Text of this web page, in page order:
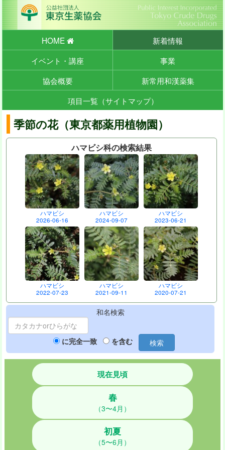
HOME
新着情報
イベント・講座
事業
協会概要
新常用和漢薬集
項目一覧（サイトマップ）
季節の花（東京都薬用植物園）
ハマビシ科の検索結果
ハマビシ
2026-06-16
ハマビシ
2024-09-07
ハマビシ
2023-06-21
ハマビシ
2022-07-23
ハマビシ
2021-09-11
ハマビシ
2020-07-21
和名検索
に完全一致 を含む 検索
現在見頃
春
（3〜4月）
初夏
（5〜6月）